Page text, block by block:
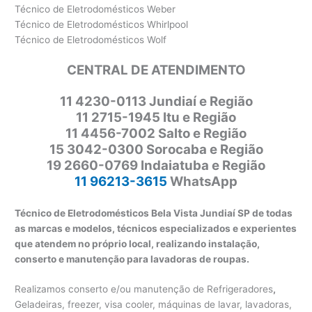
Técnico de Eletrodomésticos Weber
Técnico de Eletrodomésticos Whirlpool
Técnico de Eletrodomésticos Wolf
CENTRAL DE ATENDIMENTO
11 4230-0113 Jundiaí e Região
11 2715-1945 Itu e Região
11 4456-7002 Salto e Região
15 3042-0300 Sorocaba e Região
19 2660-0769 Indaiatuba e Região
11 96213-3615 WhatsApp
Técnico de Eletrodomésticos Bela Vista Jundiaí SP de todas
as marcas e modelos, técnicos especializados e experientes
que atendem no próprio local, realizando instalação,
conserto e manutenção para lavadoras de roupas.
Realizamos conserto e/ou manutenção de Refrigeradores,
Geladeiras, freezer, visa cooler, máquinas de lavar, lavadoras,